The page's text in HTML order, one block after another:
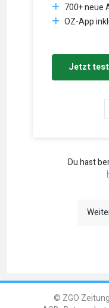
700+ neue
OZ-App
Jetzt
Du hast
© ZGO